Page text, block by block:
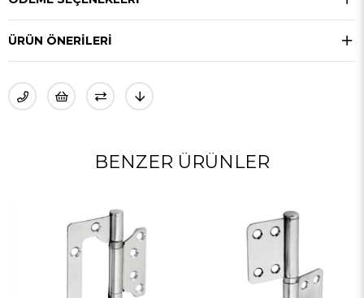
ÜRÜN ÖNERILERI
BENZER ÜRÜNLER